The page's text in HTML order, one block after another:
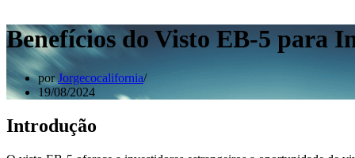
Benefícios do Visto EB-5 para
porJorgecocalifornia
19/08/2024
Introdução